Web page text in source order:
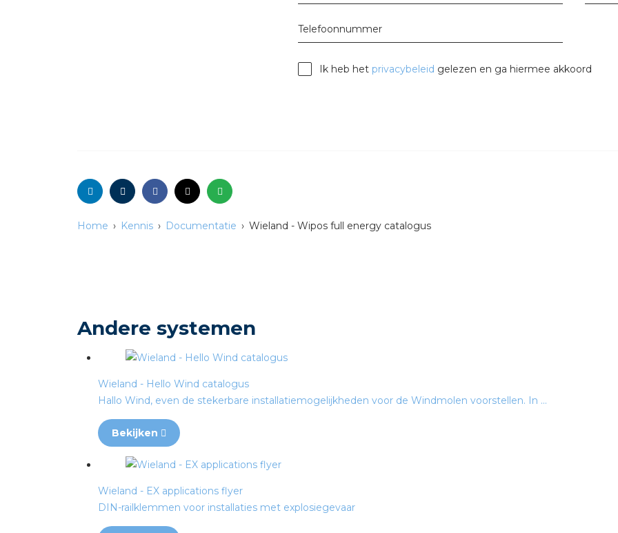
Telefoonnummer
Ik heb het privacybeleid gelezen en ga hiermee akkoord
Home Kennis Documentatie Wieland - Wipos full energy catalogus
Andere systemen
Wieland - Hello Wind catalogus
Hallo Wind, even de stekerbare installatiemogelijkheden voor de Windmolen voorstellen. In ...
Bekijken
Wieland - EX applications flyer
DIN-railklemmen voor installaties met explosiegevaar
tuinbouw
Wieland